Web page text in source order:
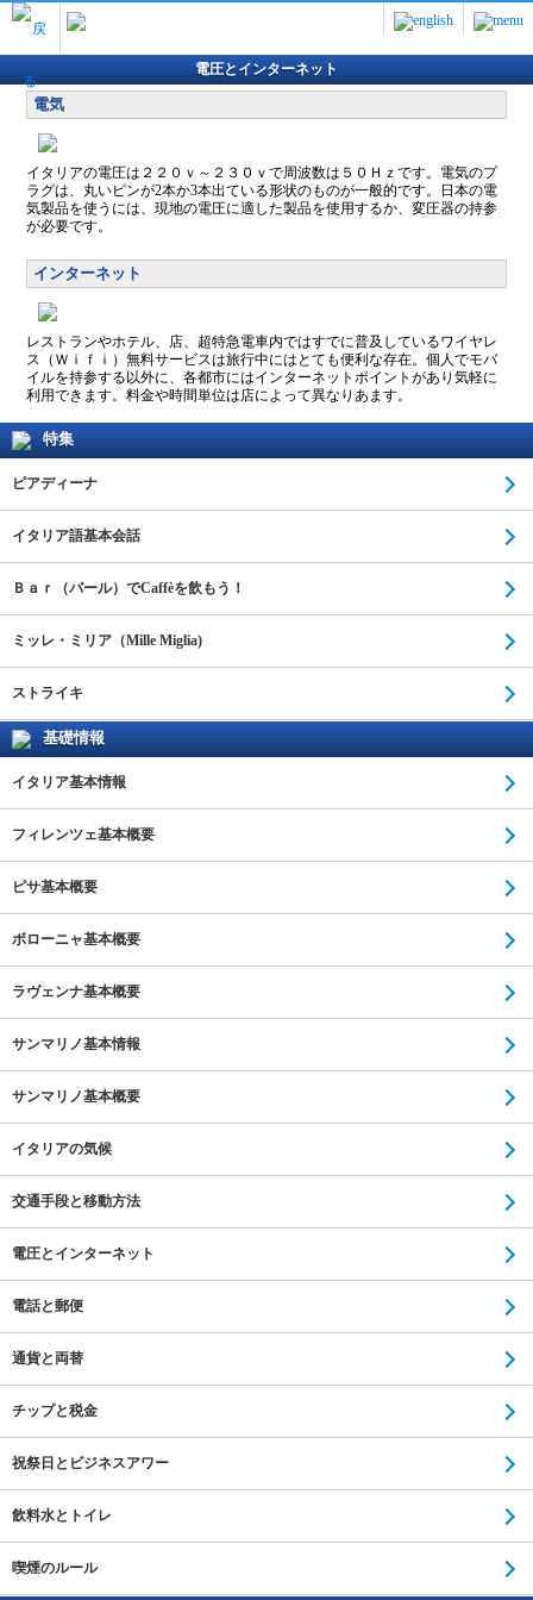
電圧とインターネット
電気
イタリアの電圧は２２０ｖ～２３０ｖで周波数は５０Ｈｚです。電気のプ
ラグは、丸いピンが2本か3本出ている形状のものが一般的です。日本の電
気製品を使うには、現地の電圧に適した製品を使用するか、変圧器の持参
が必要です。
インターネット
レストランやホテル、店、超特急電車内ではすでに普及しているワイヤレ
ス（Ｗｉｆｉ）無料サービスは旅行中にはとても便利な存在。個人でモバ
イルを持参する以外に、各都市にはインターネットポイントがあり気軽に
利用できます。料金や時間単位は店によって異なりあます。
特集
ピアディーナ
イタリア語基本会話
Ｂａｒ（バール）でCaffèを飲もう！
ミッレ・ミリア（Mille Miglia)
ストライキ
基礎情報
イタリア基本情報
フィレンツェ基本概要
ピサ基本概要
ボローニャ基本概要
ラヴェンナ基本概要
サンマリノ基本情報
サンマリノ基本概要
イタリアの気候
交通手段と移動方法
電圧とインターネット
電話と郵便
通貨と両替
チップと税金
祝祭日とビジネスアワー
飲料水とトイレ
喫煙のルール